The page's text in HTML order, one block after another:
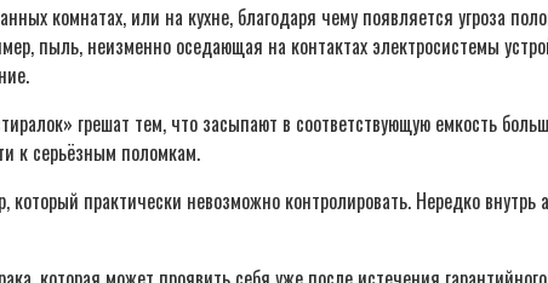
комнатах, или на кухне, благодаря чему появляется угроза
пыль, неизменно оседающая на контактах электросистемы
грешат тем, что засыпают в соответствующую емкость
к серьёзным поломкам.
практически невозможно контролировать. Нередко